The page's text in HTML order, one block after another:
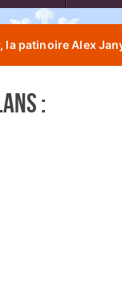
la patinoire Alex
: